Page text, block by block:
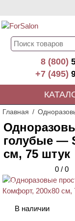
8 (800)
+7 (495)
Главная
голубые —
см, 75 штук
0 / 0
ХИТ
В наличии